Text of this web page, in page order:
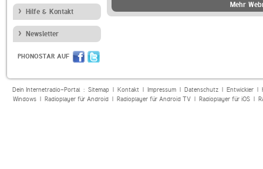
Hilfe & Kontakt
Newsletter
PHONOSTAR AUF
Mehr
Dein Internetradio-Portal : Sitemap| Kontakt| Impressum| Datenschutz| Entwickler|
Windows| Radioplayer für Android| Radioplayer für Android TV| Radioplayer für iOS|